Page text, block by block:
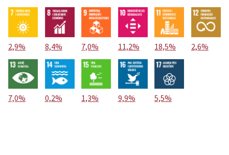
2,9% 8,4% 7,0% 11,2% 18,5% 2,6%
7,0% 0,2% 1,3% 9,9% 5,5%